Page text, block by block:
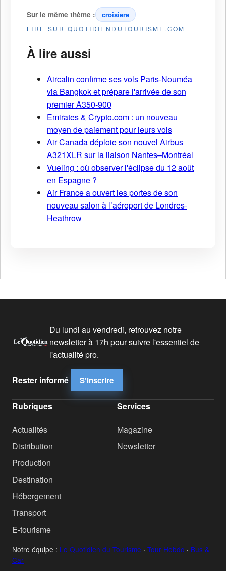
Sur le même thème : croisiere
LIRE SUR QUOTIDIENDUTOURISME.COM
À lire aussi
Aircalin confirme ses vols Paris-Nouméa
via Bangkok et prépare l'arrivée de son
premier A350-900
Emirates & Crypto.com : un nouveau
moyen de paiement pour leurs vols
Air Canada déploie son nouvel Airbus
A321XLR sur la liaison Nantes–Montréal
Vueling : où observer l'éclipse du 12 août
en Espagne ?
Air France a ouvert les portes de son
nouveau salon à l’aéroport de Londres-
Heathrow
Du lundi au vendredi, retrouvez notre
newsletter à 17h pour suivre l'essentiel de
l'actualité pro.
Rester informé S'inscrire
Rubriques
Actualités
Distribution
Production
Destination
Hébergement
Transport
E-tourisme
Services
Magazine
Newsletter
Notre équipe : Le Quotidien du Tourisme · Tour Hebdo · Bus &
Car